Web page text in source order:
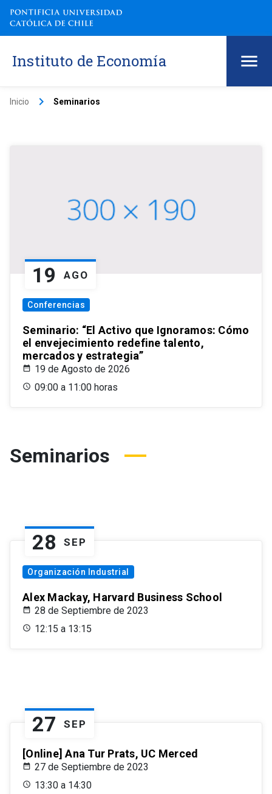
Instituto de Economía
Inicio keyboard_arrow_right Seminarios
19 AGO
Conferencias
Seminario: “El Activo que Ignoramos: Cómo
el envejecimiento redefine talento,
mercados y estrategia”
19 de Agosto de 2026
09:00 a 11:00 horas
Seminarios
28 SEP
Organización Industrial
Alex Mackay, Harvard Business School
28 de Septiembre de 2023
12:15 a 13:15
27 SEP
[Online] Ana Tur Prats, UC Merced
27 de Septiembre de 2023
13:30 a 14:30